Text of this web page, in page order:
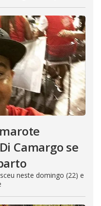
Camargo se
neste domingo (22) e